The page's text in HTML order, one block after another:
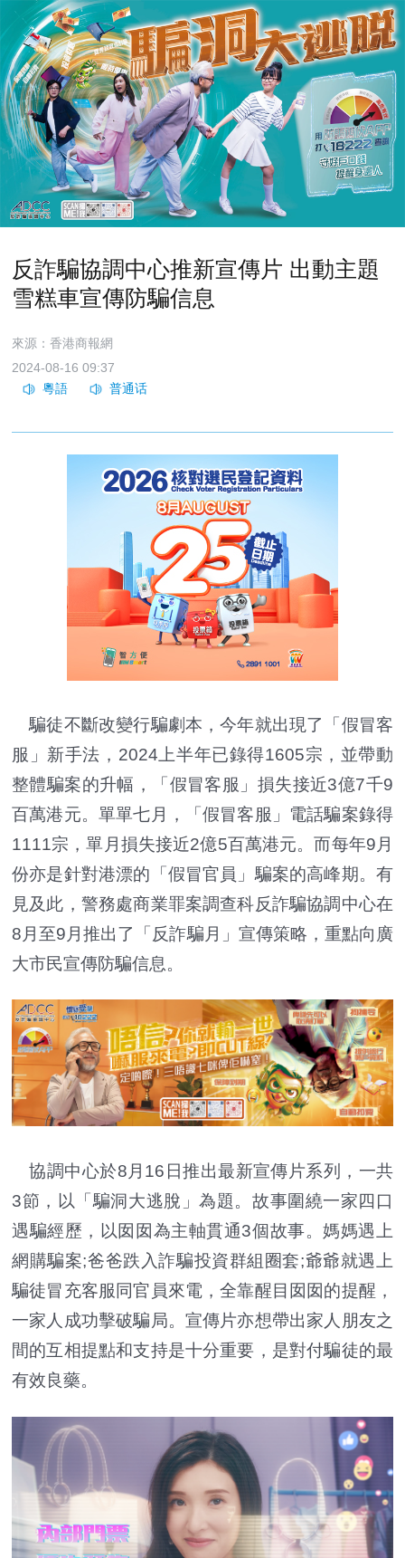
反詐騙協調中心推新宣傳片 出動主題
雪糕車宣傳防騙信息
來源：香港商報網
2024-08-16 09:37
騙徒不斷改變行騙劇本，今年就出現了「假冒客
服」新手法，2024上半年已錄得1605宗，並帶動
整體騙案的升幅，「假冒客服」損失接近3億7千9
百萬港元。單單七月，「假冒客服」電話騙案錄得
1111宗，單月損失接近2億5百萬港元。而每年9月
份亦是針對港漂的「假冒官員」騙案的高峰期。有
見及此，警務處商業罪案調查科反詐騙協調中心在
8月至9月推出了「反詐騙月」宣傳策略，重點向廣
大市民宣傳防騙信息。
協調中心於8月16日推出最新宣傳片系列，一共
3節，以「騙洞大逃脫」為題。故事圍繞一家四口
遇騙經歷，以囡囡為主軸貫通3個故事。媽媽遇上
網購騙案;爸爸跌入詐騙投資群組圈套;爺爺就遇上
騙徒冒充客服同官員來電，全靠醒目囡囡的提醒，
一家人成功擊破騙局。宣傳片亦想帶出家人朋友之
間的互相提點和支持是十分重要，是對付騙徒的最
有效良藥。